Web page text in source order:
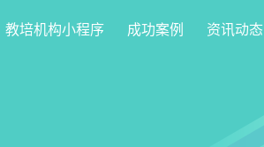
教培机构小程序 成功案例 资讯动态